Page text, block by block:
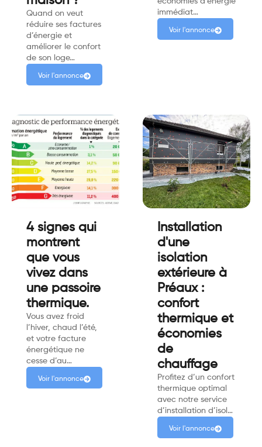
Quand on veut
réduire ses factures
d’énergie et
améliorer le confort
de son loge…
Voir l'annonce
immédiat…
Voir l'annonce
4 signes qui
montrent
que vous
vivez dans
une passoire
thermique.
Vous avez froid
l’hiver, chaud l’été,
et votre facture
énergétique ne
cesse d’au…
Voir l'annonce
Installation
d'une
isolation
extérieure à
Préaux :
confort
thermique et
économies
de
chauffage
Profitez d’un confort
thermique optimal
avec notre service
d’installation d’isol…
Voir l'annonce